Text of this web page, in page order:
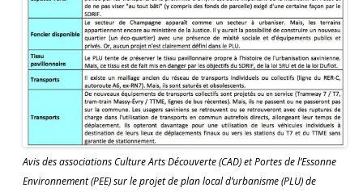
Avis des associations Culture Arts Découverte (CAD) et Portes de l’Essonne
Environnement (PEE) sur le projet de plan local d’urbanisme (PLU) de